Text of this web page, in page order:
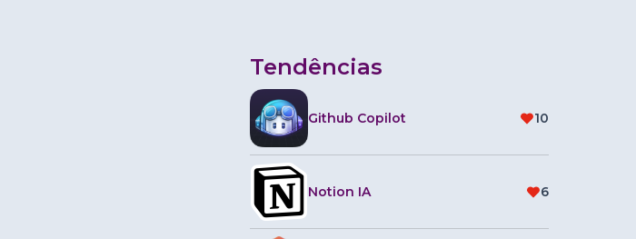
Tendências
Github Copilot 10
Notion IA 6